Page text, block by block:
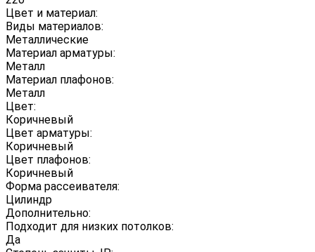
Цвет и материал:
Виды материалов:
Металлические
Материал арматуры:
Металл
Материал плафонов:
Металл
Цвет:
Коричневый
Цвет арматуры:
Коричневый
Цвет плафонов:
Коричневый
Форма рассеивателя:
Цилиндр
Дополнительно:
Подходит для низких потолков:
Да